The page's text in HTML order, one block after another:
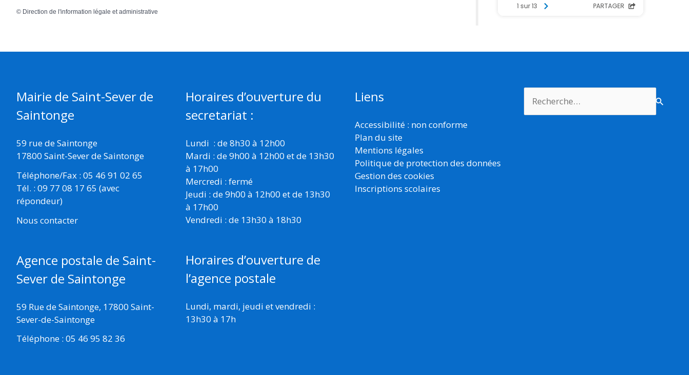
© Direction de l'information légale et administrative
Mairie de Saint-Sever de
Saintonge
59 rue de Saintonge
17800 Saint-Sever de Saintonge
Téléphone/Fax : 05 46 91 02 65
Tél. : 09 77 08 17 65 (avec
répondeur)
Nous contacter
Agence postale de Saint-
Sever de Saintonge
59 Rue de Saintonge, 17800 Saint-
Sever-de-Saintonge
Téléphone : 05 46 95 82 36
Horaires d’ouverture du
secretariat :
Lundi : de 8h30 à 12h00
Mardi : de 9h00 à 12h00 et de 13h30
à 17h00
Mercredi : fermé
Jeudi : de 9h00 à 12h00 et de 13h30
à 17h00
Vendredi : de 13h30 à 18h30
Horaires d’ouverture de
l’agence postale
Lundi, mardi, jeudi et vendredi :
13h30 à 17h
Liens
Accessibilité : non conforme
Plan du site
Mentions légales
Politique de protection des données
Gestion des cookies
Inscriptions scolaires